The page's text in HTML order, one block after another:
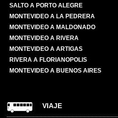
SALTO A PORTO ALEGRE
MONTEVIDEO A LA PEDRERA
MONTEVIDEO A MALDONADO
MONTEVIDEO A RIVERA
MONTEVIDEO A ARTIGAS
RIVERA A FLORIANOPOLIS
MONTEVIDEO A BUENOS AIRES
VIAJE